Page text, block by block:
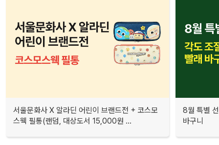
서울문화사 X 알라딘 어린이 브랜드전 + 코스모
스웩 필통(랜덤, 대상도서 15,000원 ...
8월 특별
바구니